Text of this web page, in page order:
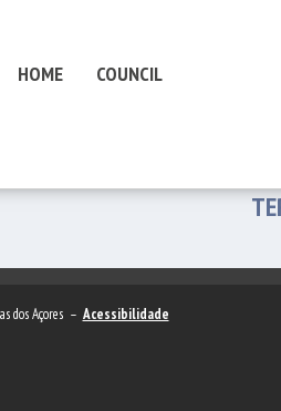
HOME COUNCIL
dos Açores – Acessibilidade